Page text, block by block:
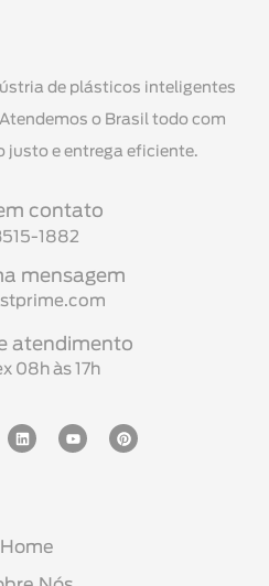
de plásticos inteligentes
o Brasil todo com
justo e entrega eficiente.
contato
1882
mensagem
atendimento
08h às 17h
Home